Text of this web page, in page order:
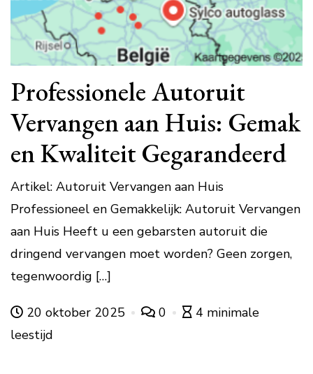
Professionele Autoruit
Vervangen aan Huis: Gemak
en Kwaliteit Gegarandeerd
Artikel: Autoruit Vervangen aan Huis
Professioneel en Gemakkelijk: Autoruit Vervangen
aan Huis Heeft u een gebarsten autoruit die
dringend vervangen moet worden? Geen zorgen,
tegenwoordig […]
20 oktober 2025 0
4 minimale
leestijd